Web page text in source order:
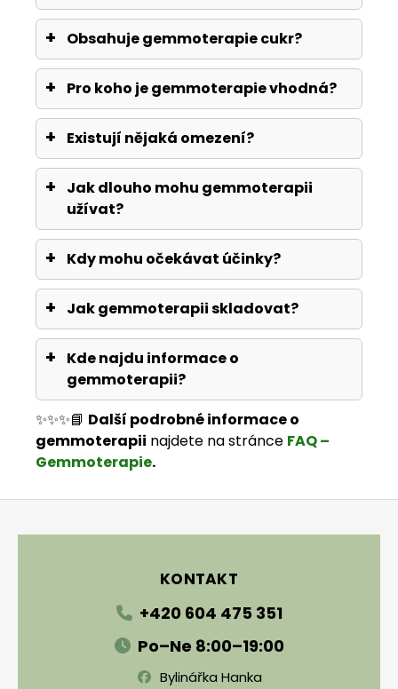
Obsahuje gemmoterapie cukr?
Pro koho je gemmoterapie vhodná?
Existují nějaká omezení?
Jak dlouho mohu gemmoterapii
užívat?
Kdy mohu očekávat účinky?
Jak gemmoterapii skladovat?
Kde najdu informace o
gemmoterapii?
✨✨✨📘 Další podrobné informace o
gemmoterapii najdete na stránce FAQ –
Gemmoterapie.
KONTAKT
+420 604 475 351
Po–Ne 8:00–19:00
Bylinářka Hanka